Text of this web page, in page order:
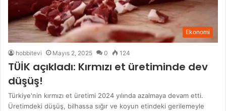
Ekonomi
hobbitevi Mayıs 2, 2025 0 124
TÜİK açıkladı: Kırmızı et üretiminde dev
düşüş!
Türkiye'nin kırmızı et üretimi 2024 yılında azalmaya devam etti.
Üretimdeki düşüş, bilhassa sığır ve koyun etindeki gerilemeyle